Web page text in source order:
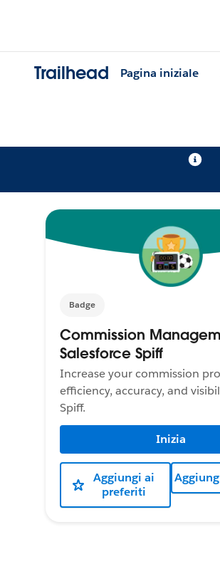
Trailhead Pagina iniziale
Badge
Commission
Salesforce Spiff
Increase your commission
efficiency, accuracy, and
Spiff.
Inizia
Aggiungi ai
preferiti